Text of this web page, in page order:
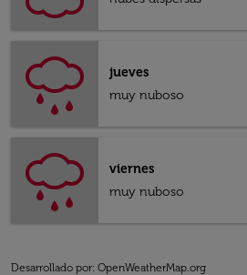
jueves
muy nuboso
viernes
muy nuboso
Desarrollado por: OpenWeatherMap.org